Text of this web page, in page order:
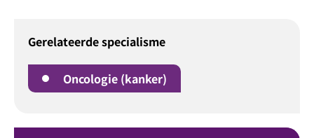
Gerelateerde specialisme
Oncologie (kanker)